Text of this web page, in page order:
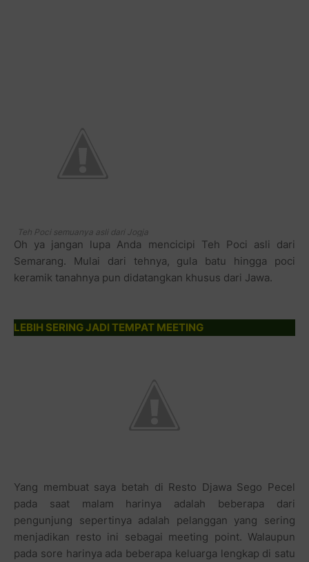
Teh Poci semuanya asli dari Jogja
Oh ya jangan lupa Anda mencicipi Teh Poci asli dari
Semarang. Mulai dari tehnya, gula batu hingga poci
keramik tanahnya pun didatangkan khusus dari Jawa.
LEBIH SERING JADI TEMPAT MEETING
Yang membuat saya betah di Resto Djawa Sego Pecel
pada saat malam harinya adalah beberapa dari
pengunjung sepertinya adalah pelanggan yang sering
menjadikan resto ini sebagai meeting point. Walaupun
pada sore harinya ada beberapa keluarga lengkap di satu